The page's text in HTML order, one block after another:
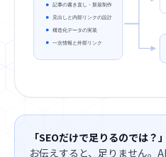
記事の書き直し・新規制作
見出しと内部リンクの設計
構造化データの実装
一次情報と外部リンク
「SEOだけで足りるのでは？」
お伝えすると、足りません。